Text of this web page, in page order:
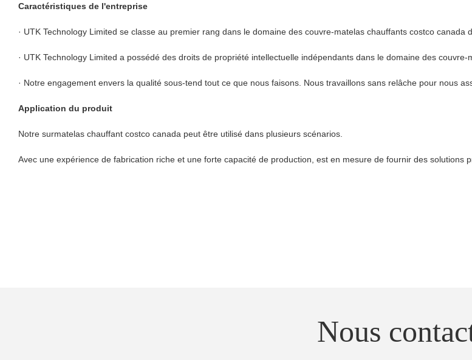
Caractéristiques de l'entreprise
· UTK Technology Limited se classe au premier rang dans le domaine des couvre-matelas chauffants costco canada
· UTK Technology Limited a possédé des droits de propriété intellectuelle indépendants dans le domaine des couvre-
· Notre engagement envers la qualité sous-tend tout ce que nous faisons. Nous travaillons sans relâche pour nous
Application du produit
Notre surmatelas chauffant costco canada peut être utilisé dans plusieurs scénarios.
Avec une expérience de fabrication riche et une forte capacité de production, est en mesure de fournir des solutions
Nous